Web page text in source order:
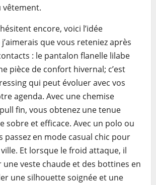
vêtement.
encore, voici l’idée
que vous reteniez après
: le pantalon flanelle lilabe
pièce de confort hivernal; c’est
qui peut évoluer avec vos
agenda. Avec une chemise
fin, vous obtenez une tenue
sobre et efficace. Avec un polo ou
passez en mode casual chic pour
Et lorsque le froid attaque, il
une veste chaude et des bottines en
une silhouette soignée et une